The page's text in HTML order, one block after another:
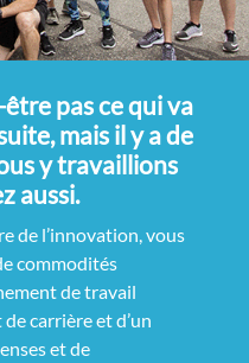
pas ce qui va
mais il y a de
y travaillions
aussi.
de l’innovation, vous
commodités
de travail
carrière et d’un
et de